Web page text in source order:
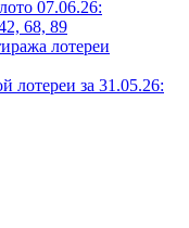
07.06.26:
68, 89
лотереи
лотереи за 31.05.26: